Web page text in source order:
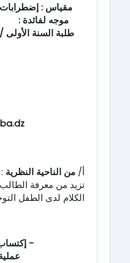
مقياس : إضطرابات
موجه لفائدة :
طلبة السنة
أ/ من الناحية النظرية :
تزيد من معرفة
الكلام لدى الطفل
-